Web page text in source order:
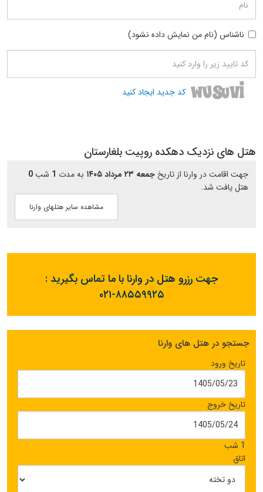
ناشناس (نام من نمایش داده نشود)
کد جدید ایجاد کنید
هتل های نزدیک دهکده روپیت بلغارستان
جهت اقامت در وارنا از تاریخ جمعه ۲۳ مرداد ۱۴۰۵ به مدت 1 شب0
هتل یافت شد.
مشاهده سایر هتلهای وارنا
جهت رزرو هتل در وارنا با ما تماس بگیرید :
۰۲۱-۸۸۵۵۹۹۲۵
جستجو در هتل های وارنا
تاریخ ورود
تاریخ خروج
1 شب
اتاق